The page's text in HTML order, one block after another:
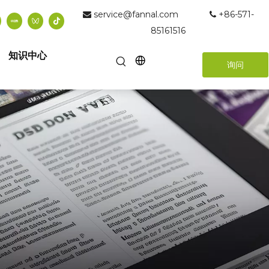
知识中心
 service@fannal.com +86-571-
85161516
询问